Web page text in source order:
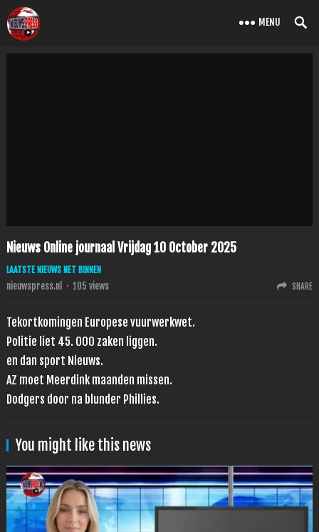
MENU
Nieuws Online journaal Vrijdag 10 October 2025
LAATSTE NIEUWS NET BINNEN
nieuwspress.nl · 105 views SHARE
Tekortkomingen Europese vuurwerkwet.
Politie liet 45. 000 zaken liggen.
en dan sport Nieuws.
AZ moet Meerdink maanden missen.
Dodgers door na blunder Phillies.
You might like this news